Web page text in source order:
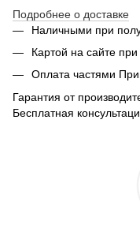
Подробнее о доставке
Наличными при
Картой на сайте
Оплата частями
Гарантия от
Бесплатная